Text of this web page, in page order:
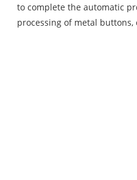
to complete the automatic
processing of metal